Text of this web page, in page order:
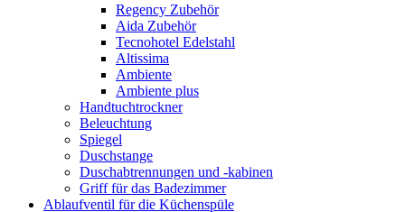
Regency Zubehör
Aida Zubehör
Tecnohotel Edelstahl
Altissima
Ambiente
Ambiente plus
Handtuchtrockner
Beleuchtung
Spiegel
Duschstange
Duschabtrennungen und -kabinen
Griff für das Badezimmer
Ablaufventil für die Küchenspüle